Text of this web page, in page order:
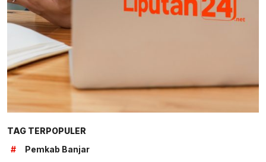
TAG TERPOPULER
#
Pemkab Banjar